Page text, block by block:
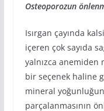
Osteoporozun
Isırgan çayında
içeren çok sayıda
yalnızca
bir seçenek haline
mineral
parçalanmasının